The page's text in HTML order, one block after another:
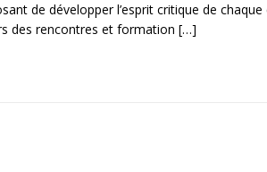
de développer l’esprit critique de chaque
des rencontres et formation […]